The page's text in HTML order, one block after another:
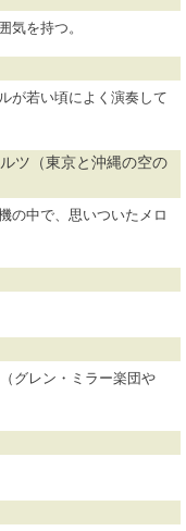
気を持つ。
が若い頃によく演奏して
ツ（東京と沖縄の空の
の中で、思いついたメロ
グレン・ミラー楽団や